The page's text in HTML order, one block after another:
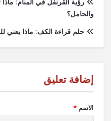
والحامل؟
حلم قراءة الكف: ماذا يعني
الاسم *